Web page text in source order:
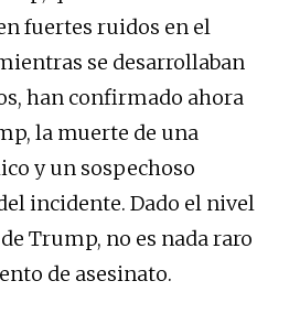
fuertes ruidos en el
se desarrollaban
han confirmado ahora
la muerte de una
y un sospechoso
incidente. Dado el nivel
Trump, no es nada raro
de asesinato.